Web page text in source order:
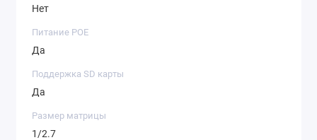
Нет
Питание POE
Да
Поддержка SD карты
Да
Размер матрицы
1/2.7